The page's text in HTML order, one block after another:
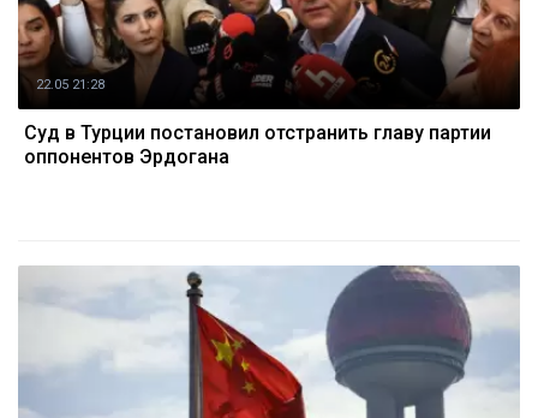
22.05 21:28
Суд в Турции постановил отстранить главу партии
оппонентов Эрдогана